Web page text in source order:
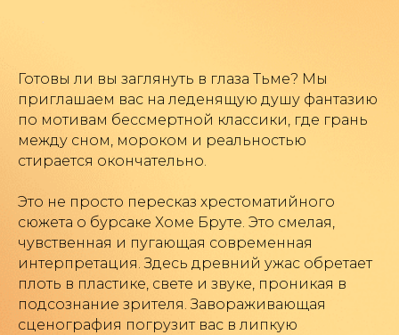
Готовы ли вы заглянуть в глаза Тьме? Мы
приглашаем вас на леденящую душу фантазию
по мотивам бессмертной классики, где грань
между сном, мороком и реальностью
стирается окончательно.
Это не просто пересказ хрестоматийного
сюжета о бурсаке Хоме Бруте. Это смелая,
чувственная и пугающая современная
интерпретация. Здесь древний ужас обретает
плоть в пластике, свете и звуке, проникая в
подсознание зрителя. Завораживающая
сценография погрузит вас в липкую